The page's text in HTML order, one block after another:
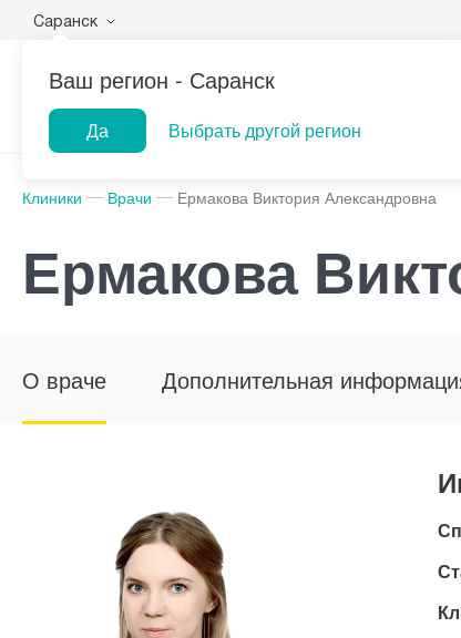
Саранск
Ваш регион - Саранск
Да Выбрать другой регион
Клиники Врачи Ермакова Виктория Александровна
Ермакова
О враче Дополнительная